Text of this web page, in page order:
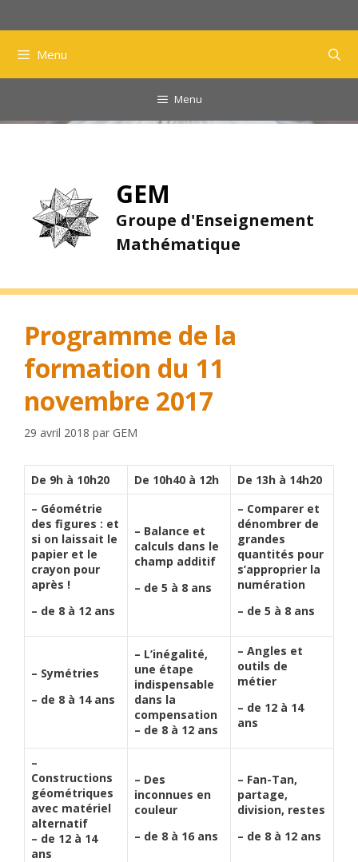
Menu
Menu
GEM
Groupe d'Enseignement
Mathématique
Programme de la
formation du 11
novembre 2017
29 avril 2018 par GEM
De 9h à 10h20 De 10h40 à 12h
De 13h à 14h20
– Géométrie
des figures : et
si on laissait le
papier et le
crayon pour
après !
– de 8 à 12 ans
– Balance et
calculs dans le
champ additif
– de 5 à 8 ans
– Comparer et
dénombrer de
grandes
quantités pour
s’approprier la
numération
– de 5 à 8 ans
– Symétries
– de 8 à 14 ans
– L’inégalité,
une étape
indispensable
dans la
compensation
– de 8 à 12 ans
– Angles et
outils de
métier
– de 12 à 14
ans
–
Constructions
géométriques
avec matériel
alternatif
– de 12 à 14
ans
– Des
inconnues en
couleur
– de 8 à 16 ans
– Fan-Tan,
partage,
division, restes
– de 8 à 12 ans